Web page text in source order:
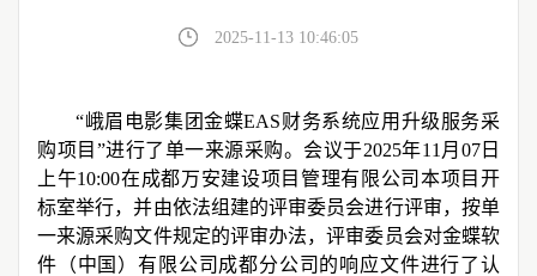
2025-11-13 10:46:05
“峨眉电影集团金蝶EAS财务系统应用升级服务采
购项目”进行了单一来源采购。会议于2025年11月07日
上午10:00在成都万安建设项目管理有限公司本项目开
标室举行，并由依法组建的评审委员会进行评审，按单
一来源采购文件规定的评审办法，评审委员会对金蝶软
件（中国）有限公司成都分公司的响应文件进行了认